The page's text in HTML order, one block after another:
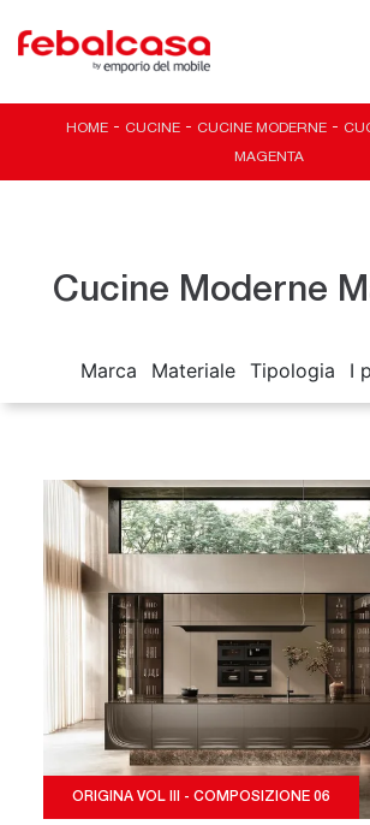
HOME- CUCINE- CUCINE MODERNE-
MAGENTA
Cucine Moderne
Marca Materiale Tipologia I
ORIGINA VOL III - COMPOSIZIONE 06